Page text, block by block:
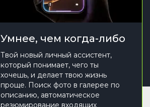
Умнее, чем когда-либо
Твой новый личный ассистент,
который понимает, чего ты
хочешь, и делает твою жизнь
проще. Поиск фото в галерее по
описанию, автоматическое
резюмирование входящих